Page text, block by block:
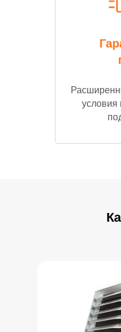
условия